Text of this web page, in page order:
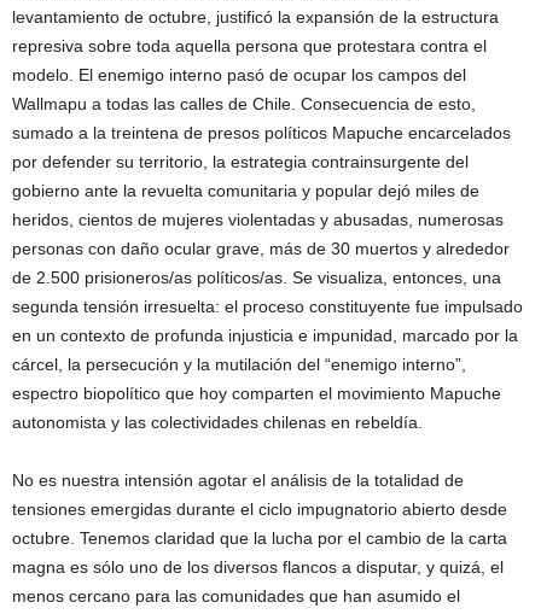
levantamiento de octubre, justificó la expansión de la estructura
represiva sobre toda aquella persona que protestara contra el
modelo. El enemigo interno pasó de ocupar los campos del
Wallmapu a todas las calles de Chile. Consecuencia de esto,
sumado a la treintena de presos políticos Mapuche encarcelados
por defender su territorio, la estrategia contrainsurgente del
gobierno ante la revuelta comunitaria y popular dejó miles de
heridos, cientos de mujeres violentadas y abusadas, numerosas
personas con daño ocular grave, más de 30 muertos y alrededor
de 2.500 prisioneros/as políticos/as. Se visualiza, entonces, una
segunda tensión irresuelta: el proceso constituyente fue impulsado
en un contexto de profunda injusticia e impunidad, marcado por la
cárcel, la persecución y la mutilación del “enemigo interno”,
espectro biopolítico que hoy comparten el movimiento Mapuche
autonomista y las colectividades chilenas en rebeldía.
No es nuestra intensión agotar el análisis de la totalidad de
tensiones emergidas durante el ciclo impugnatorio abierto desde
octubre. Tenemos claridad que la lucha por el cambio de la carta
magna es sólo uno de los diversos flancos a disputar, y quizá, el
menos cercano para las comunidades que han asumido el